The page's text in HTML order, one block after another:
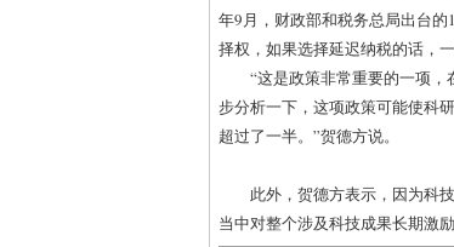
年9月，财政部和税务总局出台
择权，如果选择延迟纳税的话，
“这是政策非常重要的一项
步分析一下，这项政策可能使科
超过了一半。”贺德方说。
此外，贺德方表示，因为科
当中对整个涉及科技成果长期激